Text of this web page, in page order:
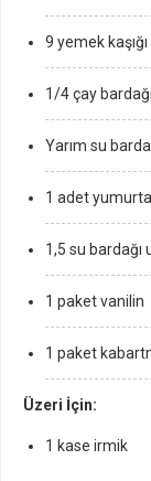
9 yemek
1/4 çay bardağı
Yarım su
1 adet yumurta
1,5 su bardağı
1 paket vanilin
1 paket
Üzeri İçin:
1 kase irmik